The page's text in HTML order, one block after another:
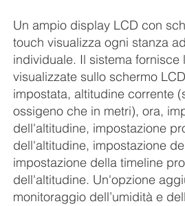
Un ampio display LCD con
touch visualizza ogni stanza
individuale. Il sistema fornisce
visualizzate sullo schermo
impostata, altitudine corrente
ossigeno che in metri), ora,
dell'altitudine, impostazione
dell'altitudine, impostazione
impostazione della timeline
dell'altitudine. Un'opzione
monitoraggio dell’umidità e